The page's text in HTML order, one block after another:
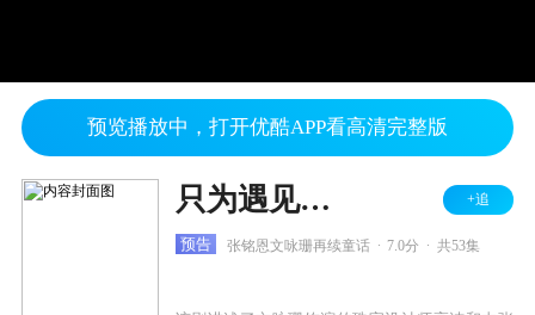
预览播放中，打开优酷APP看高清完整版
只为遇见你 DVD版 +追
预告 张铭恩文咏珊再续童话 7.0分 共53集